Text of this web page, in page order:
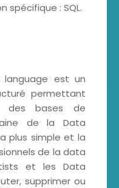
spécifique : SQL.
language est un
permettant
des bases de
de la Data
plus simple et la
de la data
et les Data
supprimer ou